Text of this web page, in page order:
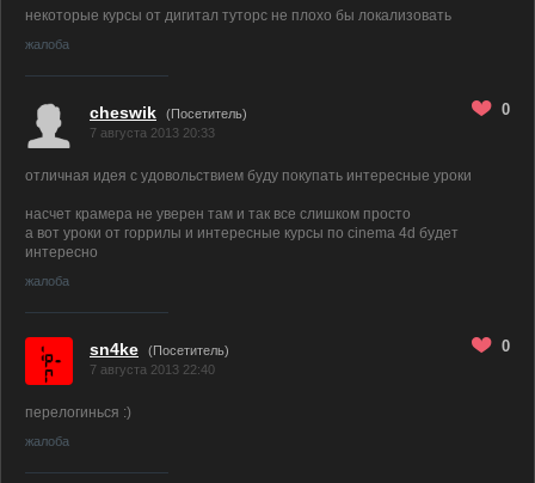
некоторые курсы от дигитал туторс не плохо бы локализовать
жалоба
cheswik
(Посетитель)
7 августа 2013 20:33
0
отличная идея с удовольствием буду покупать интересные уроки
насчет крамера не уверен там и так все слишком просто
а вот уроки от горрилы и интересные курсы по cinema 4d будет
интересно
жалоба
sn4ke
(Посетитель)
7 августа 2013 22:40
0
перелогинься :)
жалоба